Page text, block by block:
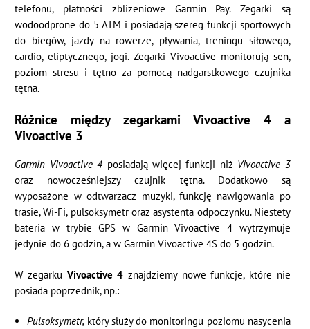
telefonu, płatności zbliżeniowe Garmin Pay. Zegarki są
wodoodprone do 5 ATM i posiadają szereg funkcji sportowych
do biegów, jazdy na rowerze, pływania, treningu siłowego,
cardio, eliptycznego, jogi. Zegarki Vivoactive monitorują sen,
poziom stresu i tętno za pomocą nadgarstkowego czujnika
tętna.
Różnice między zegarkami Vivoactive 4 a
Vivoactive 3
Garmin Vivoactive 4 posiadają więcej funkcji niż Vivoactive 3
oraz nowocześniejszy czujnik tętna. Dodatkowo są
wyposażone w odtwarzacz muzyki, funkcję nawigowania po
trasie, Wi-Fi, pulsoksymetr oraz asystenta odpoczynku. Niestety
bateria w trybie GPS w Garmin Vivoactive 4 wytrzymuje
jedynie do 6 godzin, a w Garmin Vivoactive 4S do 5 godzin.
W zegarku Vivoactive 4 znajdziemy nowe funkcje, które nie
posiada poprzednik, np.:
Pulsoksymetr, który służy do monitoringu poziomu nasycenia